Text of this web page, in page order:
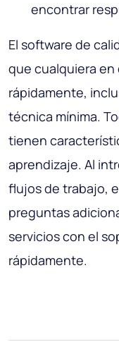
encontrar
El software de
que cualquiera
rápidamente,
técnica mínima.
tienen
aprendizaje. Al
flujos de trabajo,
preguntas
servicios con el
rápidamente.